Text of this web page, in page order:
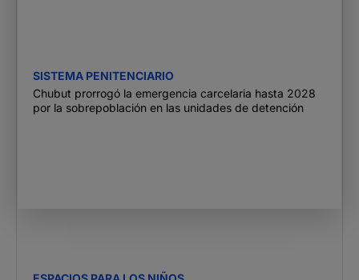
SISTEMA PENITENCIARIO
Chubut prorrogó la emergencia carcelaria hasta 2028
por la sobrepoblación en las unidades de detención